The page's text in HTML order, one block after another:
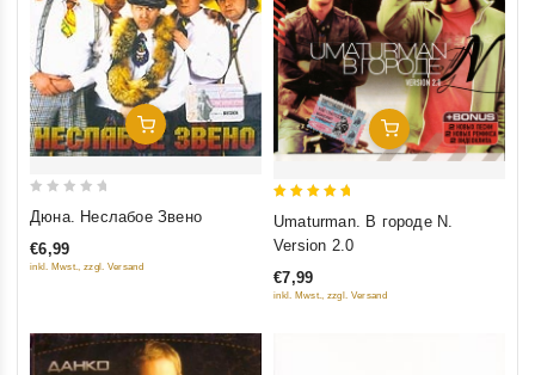
Добавить В Корзину
out
of
Дюна. Неслабое Звено
€6,99
inkl. Mwst., zzgl. Versand
Добавить В Корзину
Umaturman. В городе N.
Version 2.0
€7,99
inkl. Mwst., zzgl. Versand